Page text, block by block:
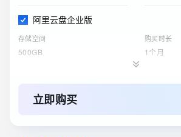
阿里云盘企业版
存储空间
500GB
购买时长
1个月
标准 - 本地冗余存储规格
立即购买